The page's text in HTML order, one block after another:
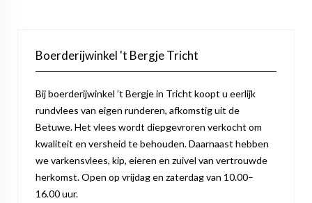
Boerderijwinkel 't Bergje Tricht
Bij boerderijwinkel ’t Bergje in Tricht koopt u eerlijk
rundvlees van eigen runderen, afkomstig uit de
Betuwe. Het vlees wordt diepgevroren verkocht om
kwaliteit en versheid te behouden. Daarnaast hebben
we varkensvlees, kip, eieren en zuivel van vertrouwde
herkomst. Open op vrijdag en zaterdag van 10.00–
16.00 uur.